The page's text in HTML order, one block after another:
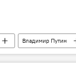
Владимир Путин